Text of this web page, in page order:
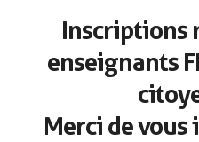
Inscriptions
enseignants
Merci de